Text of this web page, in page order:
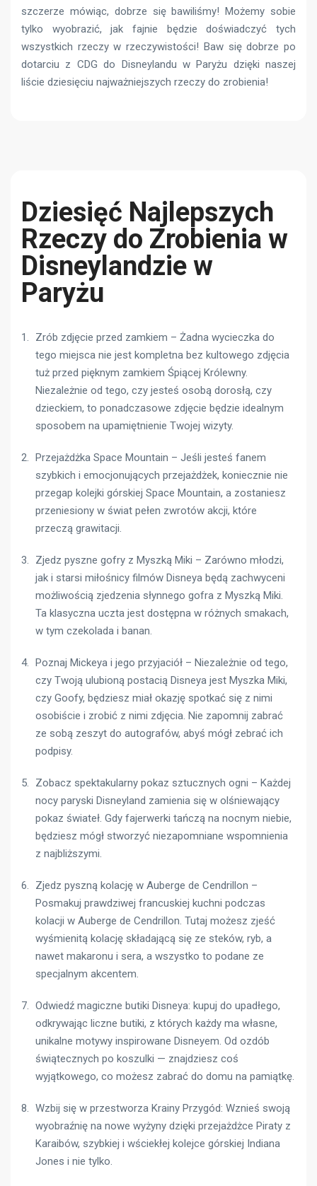
szczerze mówiąc, dobrze się bawiliśmy! Możemy sobie
tylko wyobrazić, jak fajnie będzie doświadczyć tych
wszystkich rzeczy w rzeczywistości! Baw się dobrze po
dotarciu z CDG do Disneylandu w Paryżu dzięki naszej
liście dziesięciu najważniejszych rzeczy do zrobienia!
Dziesięć Najlepszych
Rzeczy do Zrobienia w
Disneylandzie w
Paryżu
Zrób zdjęcie przed zamkiem – Żadna wycieczka do
tego miejsca nie jest kompletna bez kultowego zdjęcia
tuż przed pięknym zamkiem Śpiącej Królewny.
Niezależnie od tego, czy jesteś osobą dorosłą, czy
dzieckiem, to ponadczasowe zdjęcie będzie idealnym
sposobem na upamiętnienie Twojej wizyty.
Przejażdżka Space Mountain – Jeśli jesteś fanem
szybkich i emocjonujących przejażdżek, koniecznie nie
przegap kolejki górskiej Space Mountain, a zostaniesz
przeniesiony w świat pełen zwrotów akcji, które
przeczą grawitacji.
Zjedz pyszne gofry z Myszką Miki – Zarówno młodzi,
jak i starsi miłośnicy filmów Disneya będą zachwyceni
możliwością zjedzenia słynnego gofra z Myszką Miki.
Ta klasyczna uczta jest dostępna w różnych smakach,
w tym czekolada i banan.
Poznaj Mickeya i jego przyjaciół – Niezależnie od tego,
czy Twoją ulubioną postacią Disneya jest Myszka Miki,
czy Goofy, będziesz miał okazję spotkać się z nimi
osobiście i zrobić z nimi zdjęcia. Nie zapomnij zabrać
ze sobą zeszyt do autografów, abyś mógł zebrać ich
podpisy.
Zobacz spektakularny pokaz sztucznych ogni – Każdej
nocy paryski Disneyland zamienia się w olśniewający
pokaz świateł. Gdy fajerwerki tańczą na nocnym niebie,
będziesz mógł stworzyć niezapomniane wspomnienia
z najbliższymi.
Zjedz pyszną kolację w Auberge de Cendrillon –
Posmakuj prawdziwej francuskiej kuchni podczas
kolacji w Auberge de Cendrillon. Tutaj możesz zjeść
wyśmienitą kolację składającą się ze steków, ryb, a
nawet makaronu i sera, a wszystko to podane ze
specjalnym akcentem.
Odwiedź magiczne butiki Disneya: kupuj do upadłego,
odkrywając liczne butiki, z których każdy ma własne,
unikalne motywy inspirowane Disneyem. Od ozdób
świątecznych po koszulki — znajdziesz coś
wyjątkowego, co możesz zabrać do domu na pamiątkę.
Wzbij się w przestworza Krainy Przygód: ​​Wznieś swoją
wyobraźnię na nowe wyżyny dzięki przejażdżce Piraty z
Karaibów, szybkiej i wściekłej kolejce górskiej Indiana
Jones i nie tylko.